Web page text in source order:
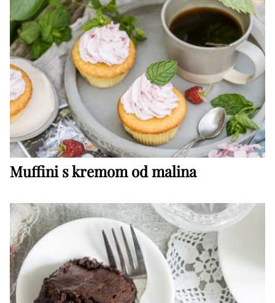
Muffini s kremom od malina